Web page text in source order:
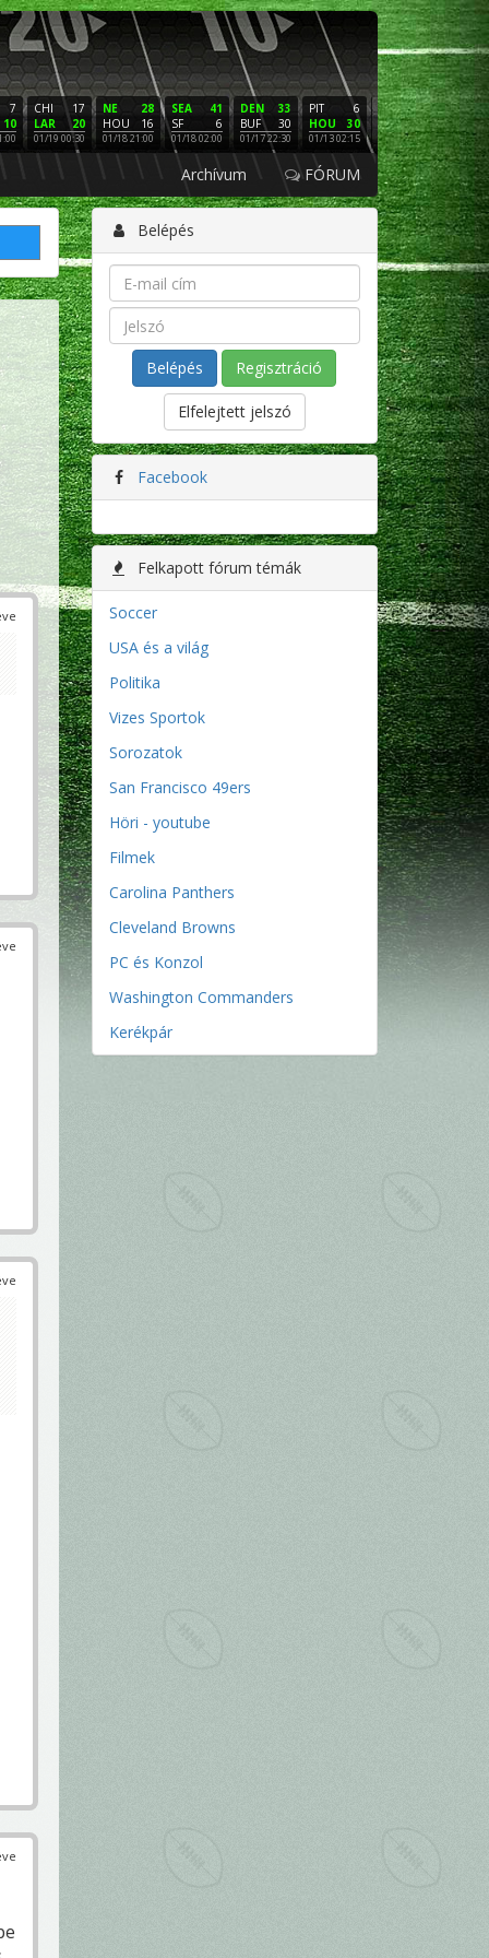
7
10
17
CHI
20
LAR
01/19 00:30
28
NE
16
HOU
01/18 21:00
41
SEA
6
SF
01/18 02:00
33
DEN
30
BUF
01/17 22:30
6
PIT
30
HOU
01/13 02:15
16
NE
3
LAC
01/12 02:00
PHI
SF
01/11
Archívum FÓRUM
Belépés
Regisztráció
Elfelejtett jelszó
Facebook
Felkapott fórum témák
Soccer
USA és a világ
Politika
Vizes Sportok
Sorozatok
San Francisco 49ers
Höri - youtube
Filmek
Carolina Panthers
Cleveland Browns
PC és Konzol
Washington Commanders
Kerékpár